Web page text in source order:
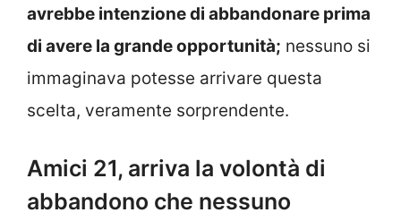
avrebbe intenzione di abbandonare prima
di avere la grande opportunità; nessuno si
immaginava potesse arrivare questa
scelta, veramente sorprendente.
Amici 21, arriva la volontà di
abbandono che nessuno